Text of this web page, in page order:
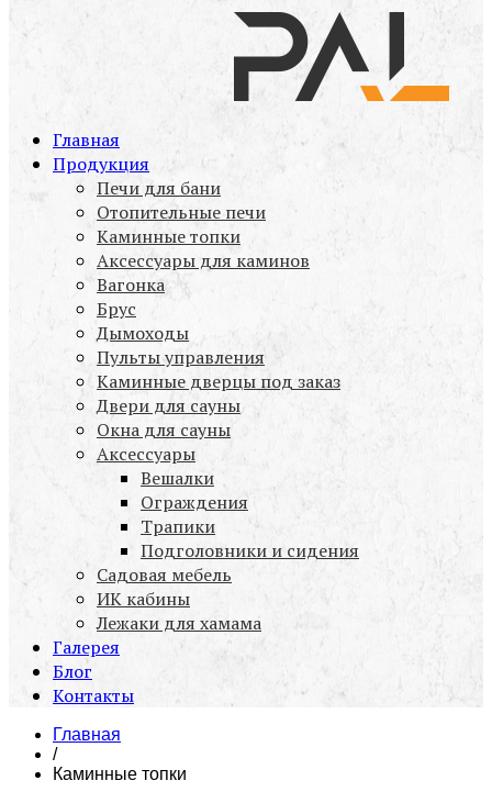
PAL
Печи для бани PAL, вагонка, брус, дымоходы,
аксессуары
Главная
Продукция
Печи для бани
Отопительные печи
Каминные топки
Аксессуары для каминов
Вагонка
Брус
Дымоходы
Пульты управления
Каминные дверцы под заказ
Двери для сауны
Окна для сауны
Аксессуары
Вешалки
Ограждения
Трапики
Подголовники и сидения
Садовая мебель
ИК кабины
Лежаки для хамама
Галерея
Блог
Контакты
Главная
/
Каминные топки